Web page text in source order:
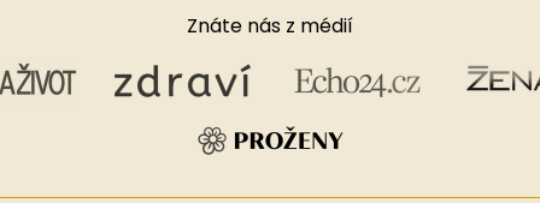
Znáte nás z médií